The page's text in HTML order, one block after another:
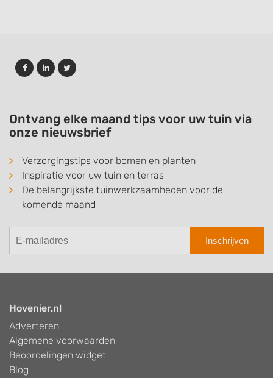
Ontvang elke maand tips voor uw tuin via
onze nieuwsbrief
Verzorgingstips voor bomen en planten
Inspiratie voor uw tuin en terras
De belangrijkste tuinwerkzaamheden voor de
komende maand
Inschrijven
Hovenier.nl
Adverteren
Algemene voorwaarden
Beoordelingen widget
Blog